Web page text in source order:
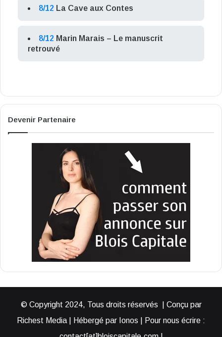
8/12 La Cave aux Contes
8/12 Marin Marais – Le manuscrit
retrouvé
Devenir Partenaire
© Copyright 2024, Tous droits réservés | Conçu par
Richest Media | Hébergé par Ionos | Pour nous écrire :